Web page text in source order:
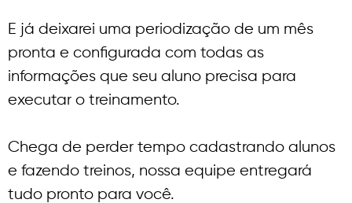
E já deixarei uma periodização de um mês
pronta e configurada com todas as
informações que seu aluno precisa para
executar o treinamento.
Chega de perder tempo cadastrando alunos
e fazendo treinos, nossa equipe entregará
tudo pronto para você.